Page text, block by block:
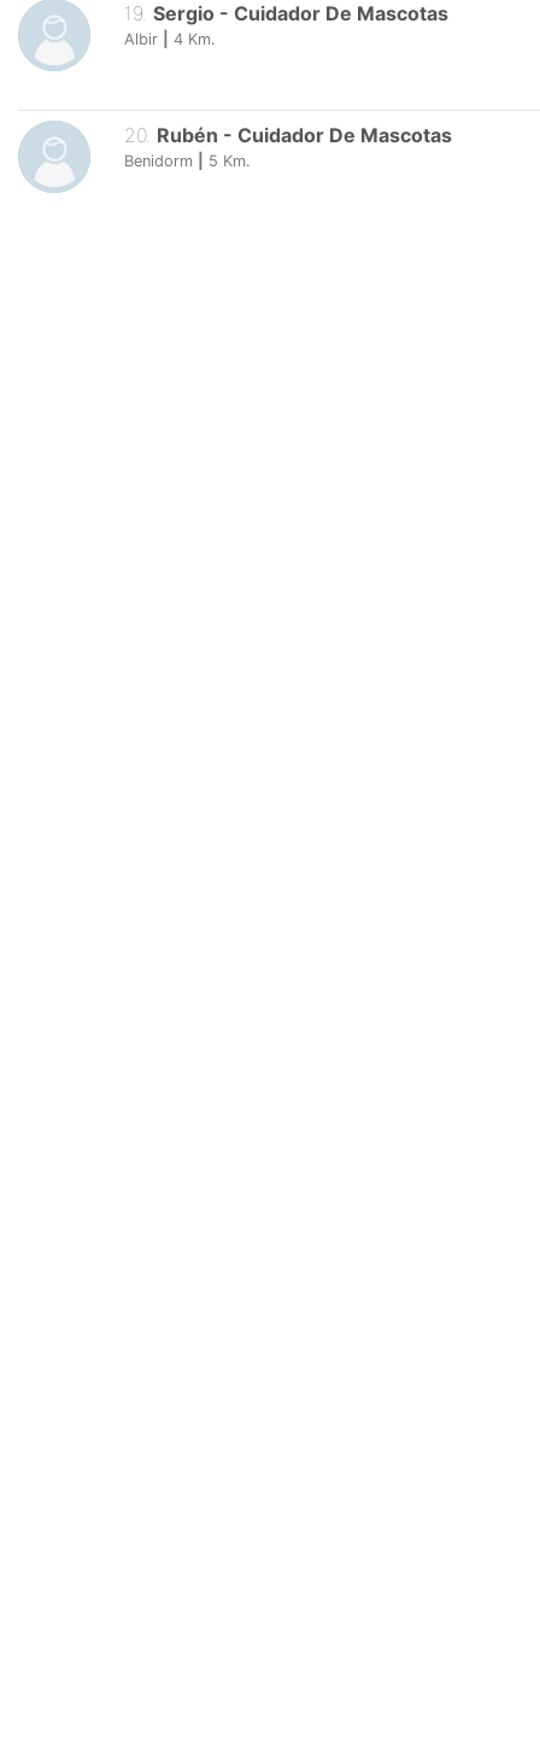
19. Sergio - Cuidador De Mascotas
Albir 4 Km.
20. Rubén - Cuidador De Mascotas
Benidorm 5 Km.